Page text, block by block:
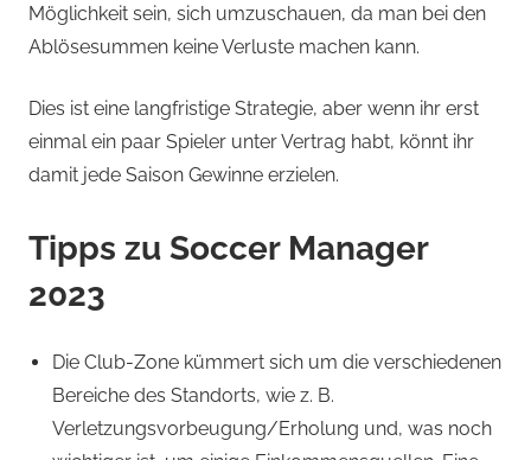
Möglichkeit sein, sich umzuschauen, da man bei den
Ablösesummen keine Verluste machen kann.
Dies ist eine langfristige Strategie, aber wenn ihr erst
einmal ein paar Spieler unter Vertrag habt, könnt ihr
damit jede Saison Gewinne erzielen.
Tipps zu Soccer Manager
2023
Die Club-Zone kümmert sich um die verschiedenen
Bereiche des Standorts, wie z. B.
Verletzungsvorbeugung/Erholung und, was noch